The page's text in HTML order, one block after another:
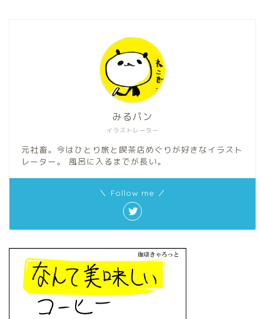
イラストレーター
みるパン
元社畜。今はひとり旅と喫茶店めぐりが好きなイラスト
レーター。 風呂に入るまでが長い。
＼ Follow me ／